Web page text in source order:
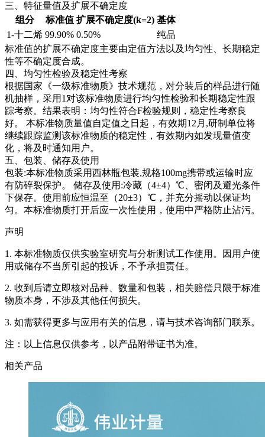
三、特征量值及扩展不确定度
组分
标准值 扩展不确定度(k=2) 基体
1-十二烯 99.90% 0.50%
纯品
标准值的扩展不确定度主要由定值方法以及均匀性、长期稳定
性等不确定度合成。
四、均匀性检验及稳定性考察
根据国家《一级标准物质》技术规范，对分装后的样品进行随
机抽样，采用1对该标准物质进行均匀性检验和长期稳定性跟
踪考察。结果表明：均匀性符合F检验规则，稳定性考察良
好。 本标准物质量值自定值之日起，有效期12月,研制单位将
继续跟踪监测该标准物质的稳定性，有效期内如发现量值变
化，将及时通知用户。
五、包装、储存及使用
包装:本标准物质采用西林瓶包装,规格100mg携带或运输时应
有防碎裂保护。 储存及使用:冷藏（4±4）℃、密闭及避光条件
下保存。使用前应恒温至（20±3）℃，并充分摇动以保证均
匀。本标准物质打开后应一次性使用，使用中严格防止沾污。
声明
1. 本标准物质仅供实验室研究与分析测试工作使用。因用户使
用或储存不当所引起的投诉，不予承担责任。
2. 收到后请立即核对品种、数量和包装，相关赔偿只限于标准
物质本身，不涉及其他任何损失。
3. 如需获得更多与应用有关的信息，请与技术咨询部门联系。
注：以上信息仅供参考，以产品附带证书为准。
相关产品